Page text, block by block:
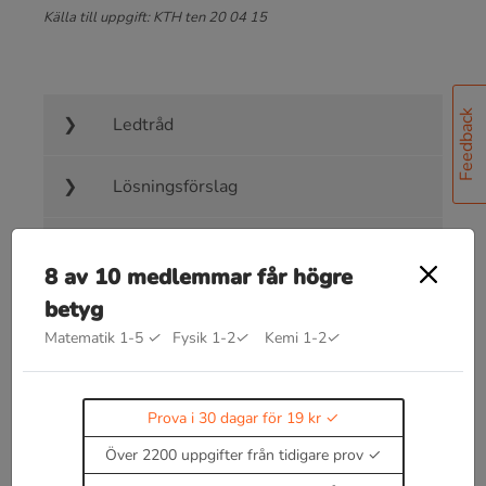
Feedback
Källa till uppgift: KTH ten 20 04 15
Ledtråd
Lösningsförslag
Bra att kunna inom gitter
Vinkelrätt infall ger gitterekvationen
=p⋅λ
8 av 10 medlemmar får högre
betyg
Matematik 1-5 ✓ Fysik 1-2✓ Kemi 1-2✓
Prova i 30 dagar för 19 kr
Över 2200 uppgifter från tidigare prov